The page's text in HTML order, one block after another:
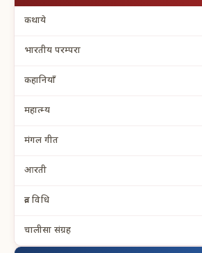
कथाये
भारतीय परम्परा
कहानियाँ
महात्म्य
मंगल गीत
आरती
व्रत विधि
चालीसा संग्रह